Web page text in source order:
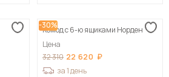
-30%
Комод с 6-ю ящиками Норден
Цена
32 310 22 620
за 1 день